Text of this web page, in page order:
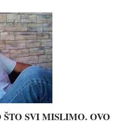
ŠTO SVI MISLIMO. OVO